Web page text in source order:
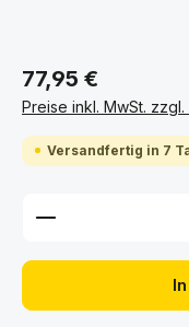
77,95 €
Preise inkl. MwSt.
Versandfertig in 7
Produkt Anzahl: